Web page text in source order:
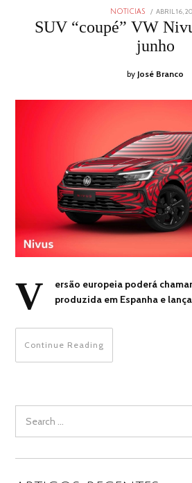
NOTICIAS
POSTED
ON
ABRIL 16,
SUV “coupé” VW
junho
by José Branco
V
ersão europeia poderá
produzida em Espanha e
Continue Reading
for: